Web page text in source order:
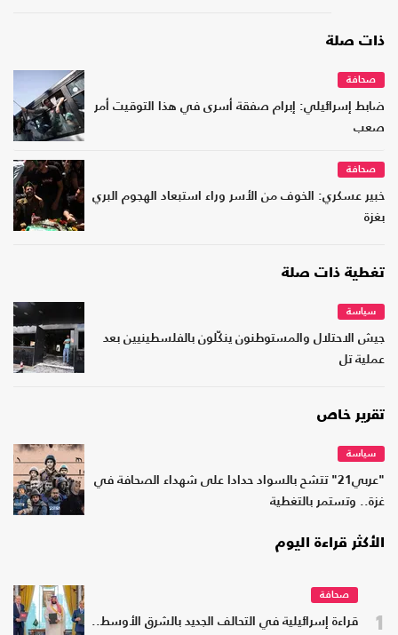
ذات صلة
صحافة
ضابط إسرائيلي: إبرام صفقة أسرى في هذا التوقيت أمر
صعب
صحافة
خبير عسكري: الخوف من الأسر وراء استبعاد الهجوم البري
بغزة
تغطية ذات صلة
سياسة
جيش الاحتلال والمستوطنون ينكّلون بالفلسطينيين بعد
عملية تل
تقرير خاص
سياسة
"عربي21" تتشح بالسواد حدادا على شهداء الصحافة في
غزة.. وتستمر بالتغطية
الأكثر قراءة اليوم
1
صحافة
قراءة إسرائيلية في التحالف الجديد بالشرق الأوسط..